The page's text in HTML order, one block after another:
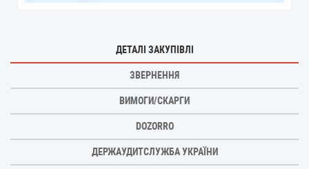
ДЕТАЛІ ЗАКУПІВЛІ
ЗВЕРНЕННЯ
ВИМОГИ/СКАРГИ
DOZORRO
ДЕРЖАУДИТСЛУЖБА УКРАЇНИ